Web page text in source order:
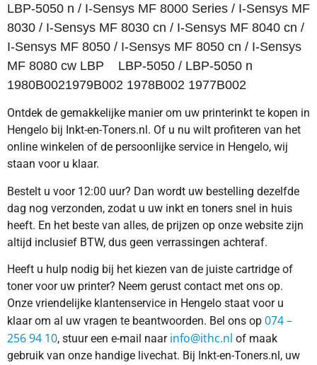
LBP-5050 n / I-Sensys MF 8000 Series / I-Sensys MF
8030 / I-Sensys MF 8030 cn / I-Sensys MF 8040 cn /
I-Sensys MF 8050 / I-Sensys MF 8050 cn / I-Sensys
MF 8080 cw LBP LBP-5050 / LBP-5050 n
1980B0021979B002 1978B002 1977B002
Ontdek de gemakkelijke manier om uw printerinkt te kopen in
Hengelo bij Inkt-en-Toners.nl. Of u nu wilt profiteren van het
online winkelen of de persoonlijke service in Hengelo, wij
staan voor u klaar.
Bestelt u voor 12:00 uur? Dan wordt uw bestelling dezelfde
dag nog verzonden, zodat u uw inkt en toners snel in huis
heeft. En het beste van alles, de prijzen op onze website zijn
altijd inclusief BTW, dus geen verrassingen achteraf.
Heeft u hulp nodig bij het kiezen van de juiste cartridge of
toner voor uw printer? Neem gerust contact met ons op.
Onze vriendelijke klantenservice in Hengelo staat voor u
klaar om al uw vragen te beantwoorden. Bel ons op 074 –
256 94 10, stuur een e-mail naar info@ithc.nl of maak
gebruik van onze handige livechat. Bij Inkt-en-Toners.nl, uw